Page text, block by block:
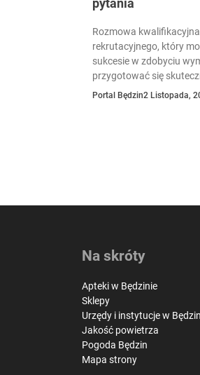
pytania
Rozmowa
rekrutacyjnego, który
sukcesie w zdobyciu
przygotować się
spotkania,...
Portal Będzin2 Listopada,
Na skróty
Apteki w Będzinie
Sklepy
Urzędy i instytucje w
Jakość powietrza
Pogoda Będzin
Mapa strony